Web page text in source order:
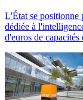
L'État se positionne
dédiée à
d'euros de